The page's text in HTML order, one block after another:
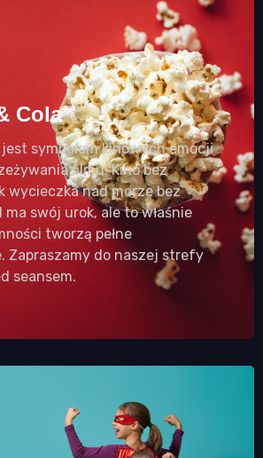
Cola
symbolem kinowych emocji
filmu. Kino bez
wycieczka nad morze bez
swój urok, ale to właśnie
tworzą pełne
Zapraszamy do naszej strefy
seansem.